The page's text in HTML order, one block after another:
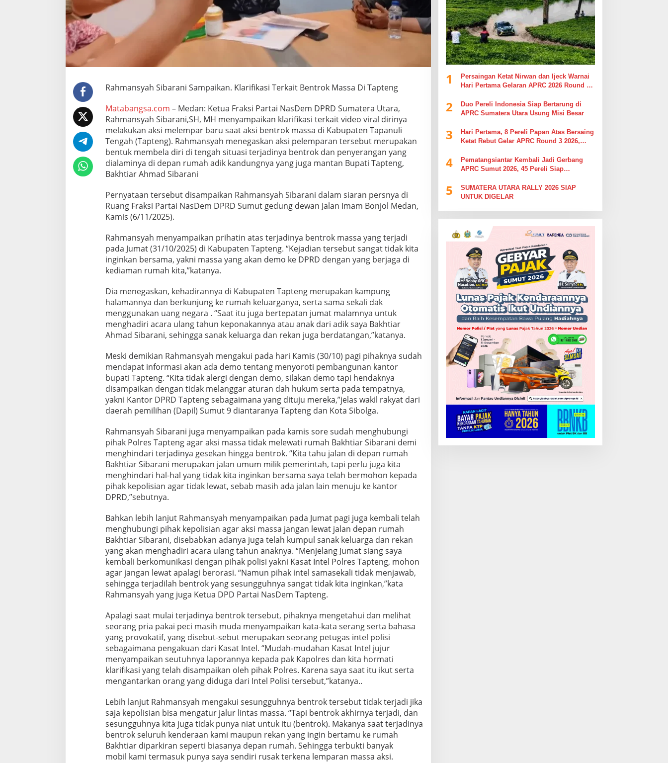
f
s
T
k
a
i
B
e
n
t
o
k
M
a
s
a
i
T
p
t
n
g
Rahmansyah Sibarani Sampaikan. Klarifikasi Terkait Bentrok Massa Di Tapteng
Matabangsa.com – Medan: Ketua Fraksi Partai NasDem DPRD Sumatera Utara,
Rahmansyah Sibarani,SH, MH menyampaikan klarifikasi terkait video viral dirinya
melakukan aksi melempar baru saat aksi bentrok massa di Kabupaten Tapanuli
Tengah (Tapteng). Rahmansyah menegaskan aksi pelemparan tersebut merupakan
bentuk membela diri di tengah situasi terjadinya bentrok dan penyerangan yang
dialaminya di depan rumah adik kandungnya yang juga mantan Bupati Tapteng,
Bakhtiar Ahmad Sibarani
Pernyataan tersebut disampaikan Rahmansyah Sibarani dalam siaran persnya di
Ruang Fraksi Partai NasDem DPRD Sumut gedung dewan Jalan Imam Bonjol Medan,
Kamis (6/11/2025).
Rahmansyah menyampaikan prihatin atas terjadinya bentrok massa yang terjadi
pada Jumat (31/10/2025) di Kabupaten Tapteng. “Kejadian tersebut sangat tidak kita
inginkan bersama, yakni massa yang akan demo ke DPRD dengan yang berjaga di
kediaman rumah kita,”katanya.
Dia menegaskan, kehadirannya di Kabupaten Tapteng merupakan kampung
halamannya dan berkunjung ke rumah keluarganya, serta sama sekali dak
menggunakan uang negara . “Saat itu juga bertepatan jumat malamnya untuk
menghadiri acara ulang tahun keponakannya atau anak dari adik saya Bakhtiar
Ahmad Sibarani, sehingga sanak keluarga dan rekan juga berdatangan,”katanya.
Meski demikian Rahmansyah mengakui pada hari Kamis (30/10) pagi pihaknya sudah
mendapat informasi akan ada demo tentang menyoroti pembangunan kantor
bupati Tapteng. “Kita tidak alergi dengan demo, silakan demo tapi hendaknya
disampaikan dengan tidak melanggar aturan dah hukum serta pada tempatnya,
yakni Kantor DPRD Tapteng sebagaimana yang dituju mereka,”jelas wakil rakyat dari
daerah pemilihan (Dapil) Sumut 9 diantaranya Tapteng dan Kota Sibolga.
Rahmansyah Sibarani juga menyampaikan pada kamis sore sudah menghubungi
pihak Polres Tapteng agar aksi massa tidak melewati rumah Bakhtiar Sibarani demi
menghindari terjadinya gesekan hingga bentrok. “Kita tahu jalan di depan rumah
Bakhtiar Sibarani merupakan jalan umum milik pemerintah, tapi perlu juga kita
menghindari hal-hal yang tidak kita inginkan bersama saya telah bermohon kepada
pihak kepolisian agar tidak lewat, sebab masih ada jalan lain menuju ke kantor
DPRD,”sebutnya.
Bahkan lebih lanjut Rahmansyah menyampaikan pada Jumat pagi juga kembali telah
menghubungi pihak kepolisian agar aksi massa jangan lewat jalan depan rumah
Bakhtiar Sibarani, disebabkan adanya juga telah kumpul sanak keluarga dan rekan
yang akan menghadiri acara ulang tahun anaknya. “Menjelang Jumat siang saya
kembali berkomunikasi dengan pihak polisi yakni Kasat Intel Polres Tapteng, mohon
agar jangan lewat apalagi berorasi. “Namun pihak intel samasekali tidak menjawab,
sehingga terjadilah bentrok yang sesungguhnya sangat tidak kita inginkan,”kata
Rahmansyah yang juga Ketua DPD Partai NasDem Tapteng.
Apalagi saat mulai terjadinya bentrok tersebut, pihaknya mengetahui dan melihat
seorang pria pakai peci masih muda menyampaikan kata-kata serang serta bahasa
yang provokatif, yang disebut-sebut merupakan seorang petugas intel polisi
sebagaimana pengakuan dari Kasat Intel. “Mudah-mudahan Kasat Intel jujur
menyampaikan seutuhnya laporannya kepada pak Kapolres dan kita hormati
klarifikasi yang telah disampaikan oleh pihak Polres. Karena saya saat itu ikut serta
mengantarkan orang yang diduga dari Intel Polisi tersebut,”katanya..
Lebih lanjut Rahmansyah mengakui sesungguhnya bentrok tersebut tidak terjadi jika
saja kepolisian bisa mengatur jalur lintas massa. “Tapi bentrok akhirnya terjadi, dan
sesungguhnya kita juga tidak punya niat untuk itu (bentrok). Makanya saat terjadinya
bentrok seluruh kenderaan kami maupun rekan yang ingin bertamu ke rumah
Bakhtiar diparkiran seperti biasanya depan rumah. Sehingga terbukti banyak
mobil kami termasuk punya saya sendiri rusak terkena lemparan massa aksi.
1
Persaingan Ketat Nirwan dan Ijeck Warnai
Hari Pertama Gelaran APRC 2026 Round 3
2
Duo Pereli Indonesia Siap Bertarung di
APRC Sumatera Utara Usung Misi Besar
3
Hari Pertama, 8 Pereli Papan Atas Bersaing
Ketat Rebut Gelar APRC Round 3 2026,
4
Pematangsiantar Kembali Jadi Gerbang
APRC Sumut 2026, 45 Pereli Siap
Kabupaten Simalungun
5
SUMATERA UTARA RALLY 2026 SIAP
UNTUK DIGELAR